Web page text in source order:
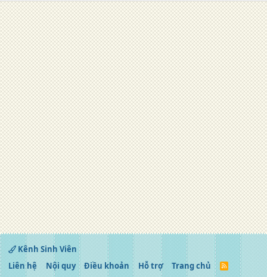
Kênh Sinh Viên
Liên hệ
Nội quy Điều khoản Hỗ trợ Trang chủ
R